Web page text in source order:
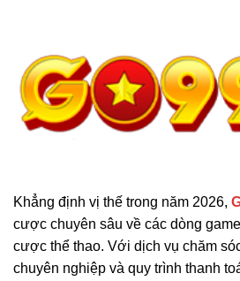
Khẳng định vị thế trong năm 2026,
cược chuyên sâu về các dòng
cược thể thao. Với dịch vụ chăm
chuyên nghiệp và quy trình thanh